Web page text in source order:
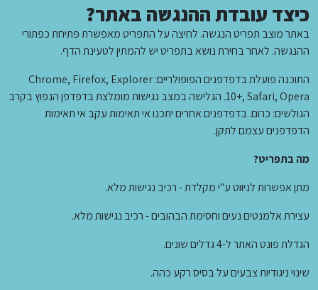
כיצד עובדת ההנגשה באתר?
באתר מוצב תפריט הנגשה. לחיצה על התפריט מאפשרת פתיחת כפתורי
ההנגשה. לאחר בחירת נושא בתפריט יש להמתין לטעינת הדף.
התוכנה פועלת בדפדפנים הפופולריים: Chrome, Firefox, Explorer
10+, Safari, Opera. הגלישה במצב נגישות מומלצת בדפדפן הנפוץ בקרב
הגולשים: כרום. בדפדפנים אחרים יתכנו אי תאימות עקב אי תאימות
הדפדפנים עצמם לתקן.
מה בתפריט?
מתן אפשרות לניווט ע"י מקלדת - רכיב נגישות מלא.
עצירת אלמנטים נעים וחסימת הבהובים - רכיב נגישות מלא.
הגדלת פונט האתר ל-4 גדלים שונים.
שינוי ניגודיות צבעים על בסיס רקע כהה.